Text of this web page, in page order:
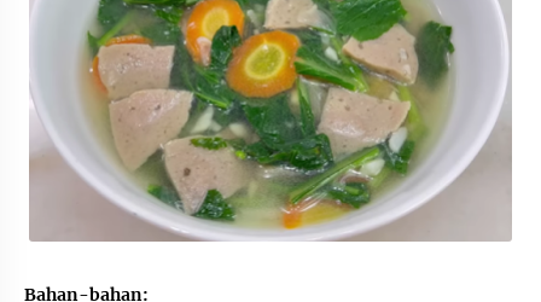
Bahan-bahan: